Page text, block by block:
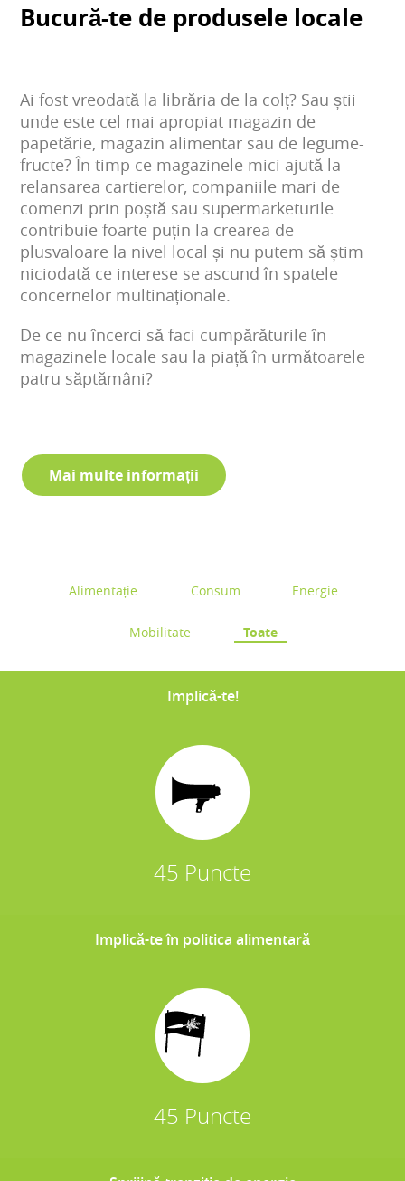
Bucură-te de produsele locale
Ai fost vreodată la librăria de la colț? Sau știi
unde este cel mai apropiat magazin de
papetărie, magazin alimentar sau de legume-
fructe? În timp ce magazinele mici ajută la
relansarea cartierelor, companiile mari de
comenzi prin poștă sau supermarketurile
contribuie foarte puțin la crearea de
plusvaloare la nivel local și nu putem să știm
niciodată ce interese se ascund în spatele
concernelor multinaționale.
De ce nu încerci să faci cumpărăturile în
magazinele locale sau la piață în următoarele
patru săptămâni?
Mai multe informații
Alimentație Consum Energie
Mobilitate Toate
Implică-te!
45 Puncte
Implică-te în politica alimentară
45 Puncte